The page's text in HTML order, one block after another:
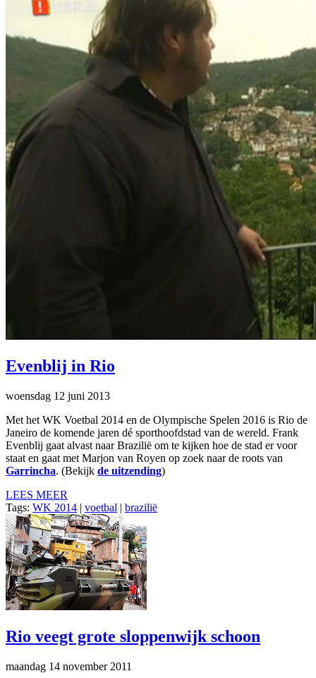
Evenblij in Rio
woensdag 12 juni 2013
Met het WK Voetbal 2014 en de Olympische Spelen 2016 is Rio de
Janeiro de komende jaren dé sporthoofdstad van de wereld. Frank
Evenblij gaat alvast naar Brazilië om te kijken hoe de stad er voor
staat en gaat met Marjon van Royen op zoek naar de roots van
Garrincha. (Bekijk de uitzending)
LEES MEER
Tags: WK 2014 | voetbal | brazilië
Rio veegt grote sloppenwijk schoon
maandag 14 november 2011